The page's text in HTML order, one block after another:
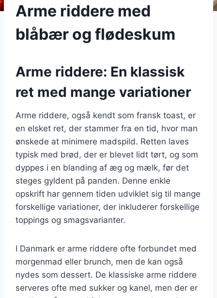
Arme riddere med
blåbær og flødeskum
Arme riddere: En klassisk
ret med mange variationer
Arme riddere, også kendt som fransk toast, er
en elsket ret, der stammer fra en tid, hvor man
ønskede at minimere madspild. Retten laves
typisk med brød, der er blevet lidt tørt, og som
dyppes i en blanding af æg og mælk, før det
steges gyldent på panden. Denne enkle
opskrift har gennem tiden udviklet sig til mange
forskellige variationer, der inkluderer forskellige
toppings og smagsvarianter.
I Danmark er arme riddere ofte forbundet med
morgenmad eller brunch, men de kan også
nydes som dessert. De klassiske arme riddere
serveres ofte med sukker og kanel, men der er